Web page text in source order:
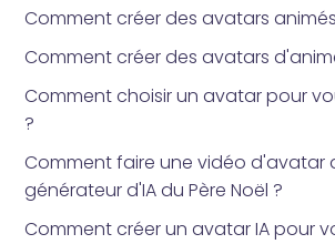
Comment créer des avatars
Comment créer des avatars
Comment choisir un avatar pour
?
Comment faire une vidéo d'avatar
générateur d'IA du Père Noël ?
Comment créer un avatar IA pour